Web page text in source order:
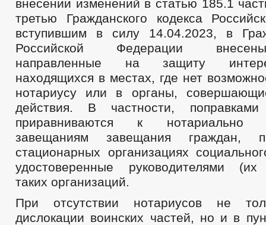
внесении изменений в статью 185.1
третью Гражданского кодекса
вступившим в силу 14.04.2023, в
Российской Федерации
направленные на защиту
находящихся в местах, где нет
нотариусу или в органы,
действия. В частности,
приравниваются к нотариально
завещаниям завещания граждан,
стационарных организациях
удостоверенные руководителями (их
таких организаций.
При отсутствии нотариусов не
дислокации воинских частей, но и в